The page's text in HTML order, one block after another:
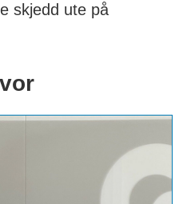
skjedd ute på